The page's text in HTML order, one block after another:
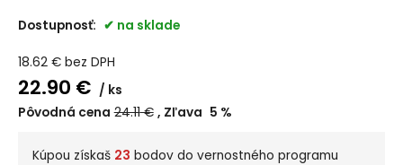
Dostupnosť: na sklade
18.62€ bez DPH
22.90 €
ks
Pôvodná cena 24.11€ Zľava 5 %
Kúpou získaš 23 bodov do vernostného programu